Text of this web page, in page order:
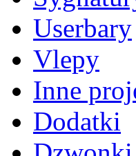
Userbary
Vlepy
Inne
Dodatki